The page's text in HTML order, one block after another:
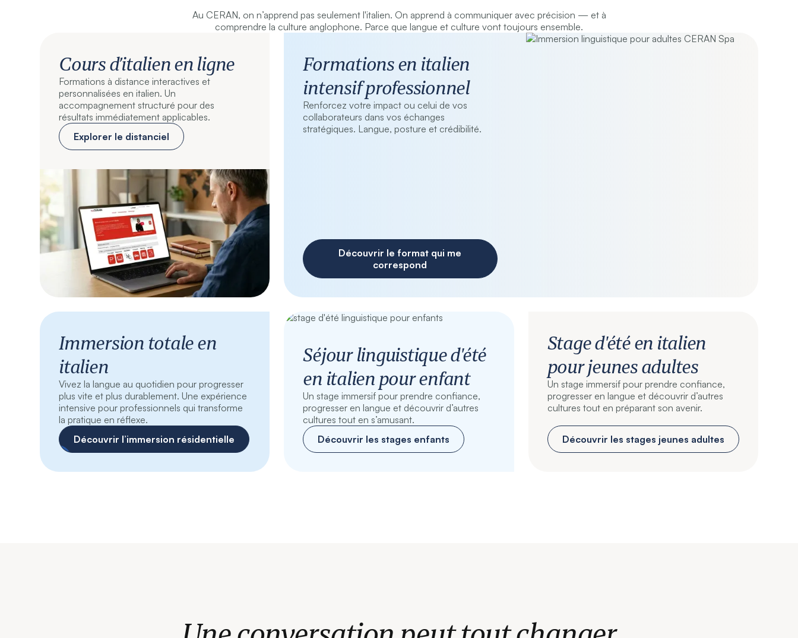
Au CERAN, on n’apprend pas seulement l'italien. On apprend à communiquer avec précision — et à
comprendre la culture anglophone. Parce que langue et culture vont toujours ensemble.
Cours d’italien en ligne
Formations à distance interactives et
personnalisées en italien. Un
accompagnement structuré pour des
résultats immédiatement applicables.
Explorer le distanciel
Formations en italien
intensif professionnel
Renforcez votre impact ou celui de vos
collaborateurs dans vos échanges
stratégiques. Langue, posture et crédibilité.
Découvrir le format qui me
correspond
Immersion totale en
italien
Vivez la langue au quotidien pour progresser
plus vite et plus durablement. Une expérience
intensive pour professionnels qui transforme
la pratique en réflexe.
Découvrir l’immersion résidentielle
Séjour linguistique d'été
en italien pour enfant
Un stage immersif pour prendre confiance,
progresser en langue et découvrir d’autres
cultures tout en s’amusant.
Découvrir les stages enfants
Stage d'été en italien
pour jeunes adultes
Un stage immersif pour prendre confiance,
progresser en langue et découvrir d’autres
cultures tout en préparant son avenir.
Découvrir les stages jeunes adultes